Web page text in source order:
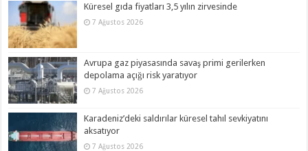
Küresel gıda fiyatları 3,5 yılın zirvesinde
7 Ağustos 2026
Avrupa gaz piyasasında savaş primi gerilerken
depolama açığı risk yaratıyor
7 Ağustos 2026
Karadeniz’deki saldırılar küresel tahıl sevkiyatını
aksatıyor
7 Ağustos 2026